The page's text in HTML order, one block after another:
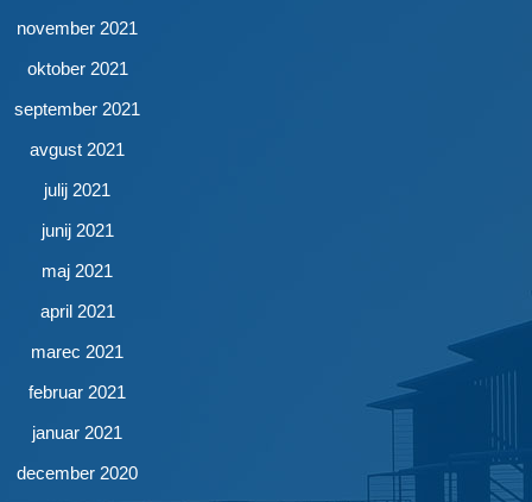
november 2021
oktober 2021
september 2021
avgust 2021
julij 2021
junij 2021
maj 2021
april 2021
marec 2021
februar 2021
januar 2021
december 2020